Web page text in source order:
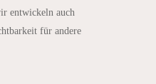
entwickeln auch
für andere